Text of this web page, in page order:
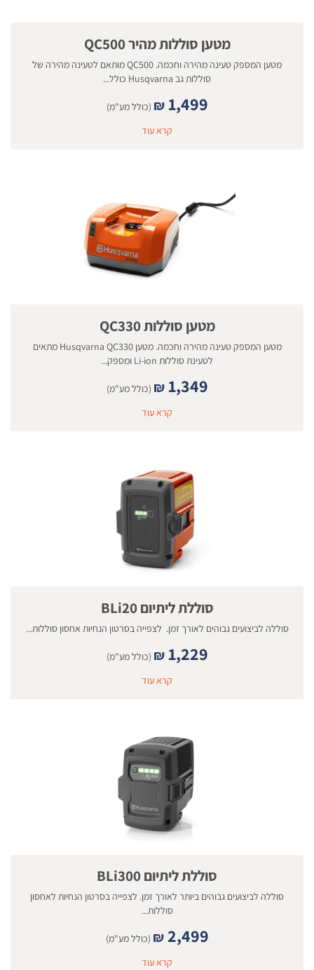
מטען סוללות מהיר QC500
מטען המספק טעינה מהירה וחכמה. QC500 מותאם לטעינה מהירה של
סוללות גב Husqvarna כולל...
₪ 1,499
(כולל מע"מ)
קרא עוד
מטען סוללות QC330
מטען המספק טעינה מהירה וחכמה. מטען Husqvarna QC330 מתאים
לטעינת סוללות Li-ion ומספק...
₪ 1,349
(כולל מע"מ)
קרא עוד
סוללת ליתיום BLi20
סוללה לביצועים גבוהים לאורך זמן. לצפייה בסרטון הנחיות אחסון סוללות...
₪ 1,229
(כולל מע"מ)
קרא עוד
סוללת ליתיום BLi300
סוללה לביצועים גבוהים ביותר לאורך זמן. לצפייה בסרטון הנחיות לאחסון
סוללות...
₪ 2,499
(כולל מע"מ)
קרא עוד